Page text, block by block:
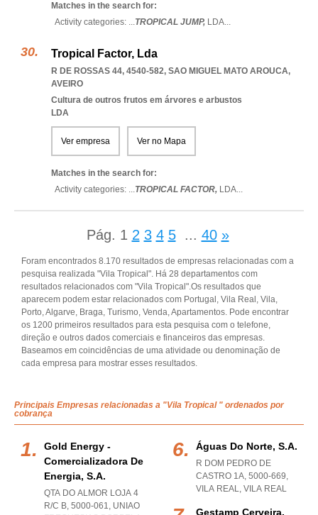
Matches in the search for:
Activity categories: ...TROPICAL JUMP, LDA...
Tropical Factor, Lda
R DE ROSSAS 44, 4540-582, SAO MIGUEL MATO AROUCA,
AVEIRO
Cultura de outros frutos em árvores e arbustos
LDA
Ver empresa Ver no Mapa
Matches in the search for:
Activity categories: ...TROPICAL FACTOR, LDA...
Pág. 1 2 3 4 5 ... 40 »
Foram encontrados 8.170 resultados de empresas relacionadas com a
pesquisa realizada "Vila Tropical". Há 28 departamentos com
resultados relacionados com "Vila Tropical".Os resultados que
aparecem podem estar relacionados com Portugal, Vila Real, Vila,
Porto, Algarve, Braga, Turismo, Venda, Apartamentos. Pode encontrar
os 1200 primeiros resultados para esta pesquisa com o telefone,
direção e outros dados comerciais e financeiros das empresas.
Baseamos em coincidências de uma atividade ou denominação de
cada empresa para mostrar esses resultados.
Principais Empresas relacionadas a "Vila Tropical " ordenados por
cobrança
Gold Energy -
Comercializadora De
Energia, S.a.
QTA DO ALMOR LOJA 4
R/C B, 5000-061, UNIAO
Águas Do Norte, S.a.
R DOM PEDRO DE
CASTRO 1A, 5000-669,
VILA REAL, VILA REAL
Gestamp Cerveira,